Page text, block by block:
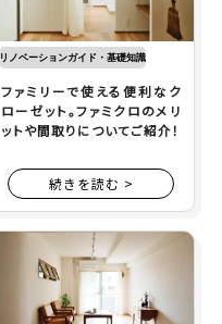
リノベーションガイド・基礎知識
ファミリーで使える便利なク
ローゼット。ファミクロのメリ
ットや間取りについてご紹介！
続きを読む >